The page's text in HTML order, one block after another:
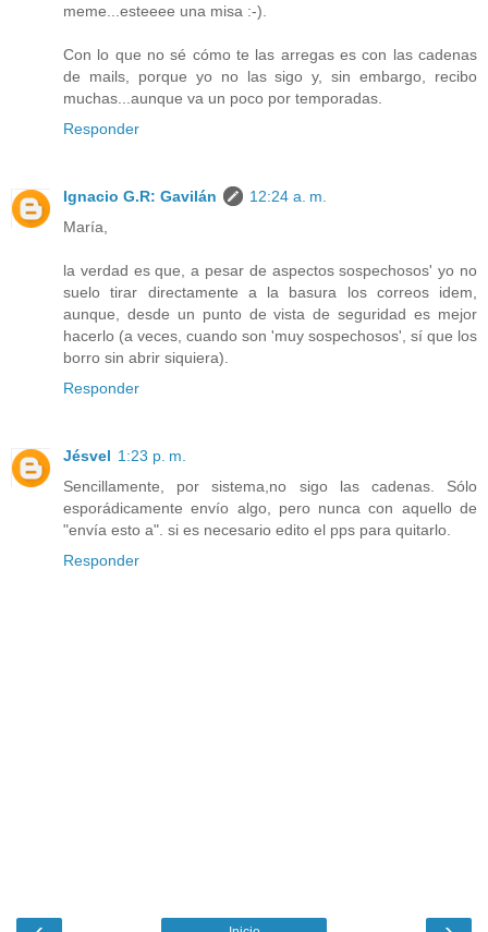
meme...esteeee una misa :-).
Con lo que no sé cómo te las arregas es con las cadenas
de mails, porque yo no las sigo y, sin embargo, recibo
muchas...aunque va un poco por temporadas.
Responder
Ignacio G.R: Gavilán
12:24 a. m.
María,
la verdad es que, a pesar de aspectos sospechosos' yo no
suelo tirar directamente a la basura los correos idem,
aunque, desde un punto de vista de seguridad es mejor
hacerlo (a veces, cuando son 'muy sospechosos', sí que los
borro sin abrir siquiera).
Responder
Jésvel 1:23 p. m.
Sencillamente, por sistema,no sigo las cadenas. Sólo
esporádicamente envío algo, pero nunca con aquello de
"envía esto a". si es necesario edito el pps para quitarlo.
Responder